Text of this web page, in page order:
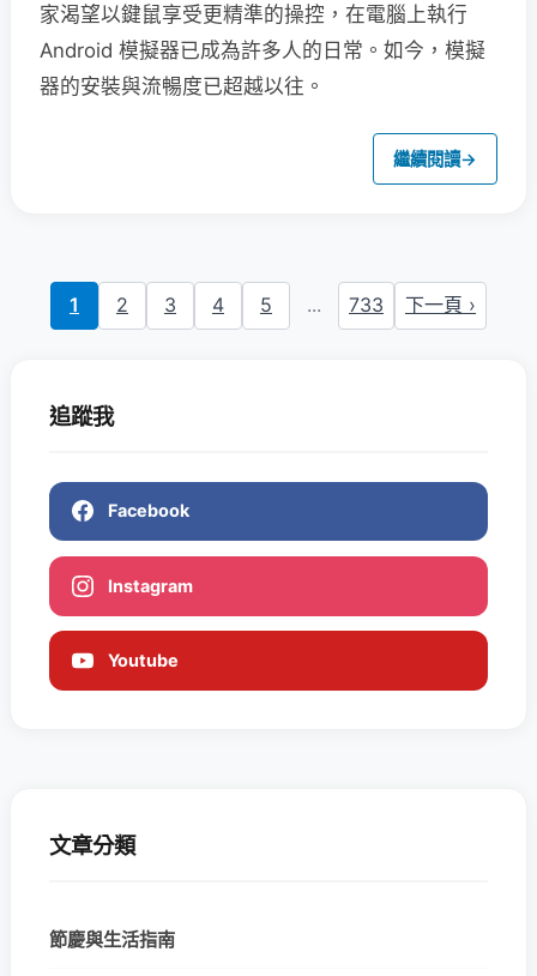
家渴望以鍵鼠享受更精準的操控，在電腦上執行
Android 模擬器已成為許多人的日常。如今，模擬
器的安裝與流暢度已超越以往。
繼續閱讀→
1 2 3 4 5 ... 733 下一頁 ›
追蹤我
Facebook
Instagram
Youtube
文章分類
節慶與生活指南